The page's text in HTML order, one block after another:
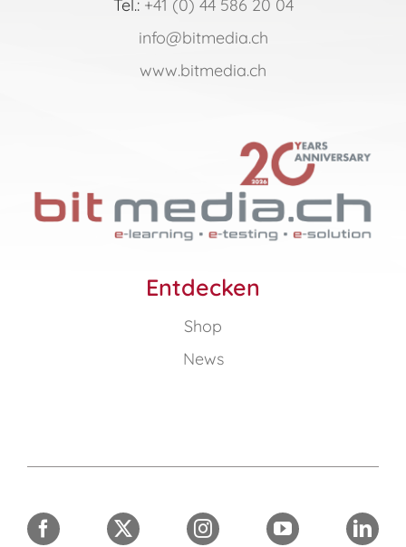
Tel.: +41 (0) 44 586 20 04
info@bitmedia.ch
www.bitmedia.ch
Entdecken
Shop
News